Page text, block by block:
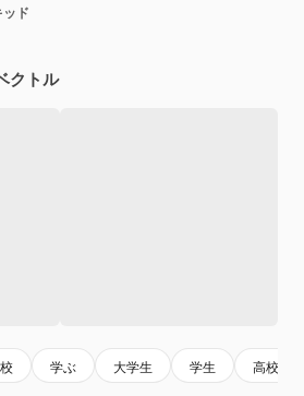
ド
クトル
学ぶ 大学生 学生 高校